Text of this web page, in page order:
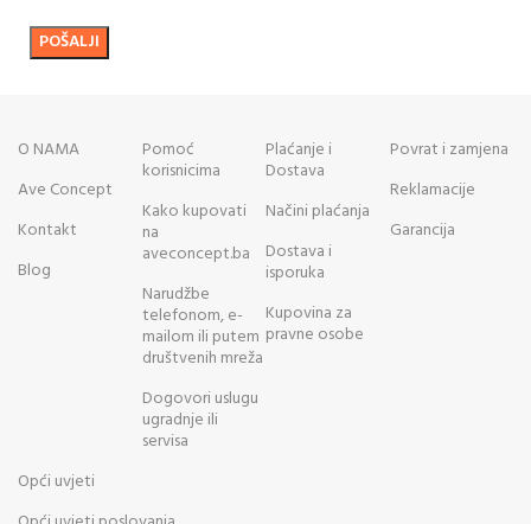
O NAMA
Ave Concept
Kontakt
Blog
Pomoć
korisnicima
Kako kupovati
na
aveconcept.ba
Narudžbe
telefonom, e-
mailom ili putem
društvenih mreža
Dogovori uslugu
ugradnje ili
servisa
Plaćanje i
Dostava
Načini plaćanja
Dostava i
isporuka
Kupovina za
pravne osobe
Povrat i zamjena
Reklamacije
Garancija
Opći uvjeti